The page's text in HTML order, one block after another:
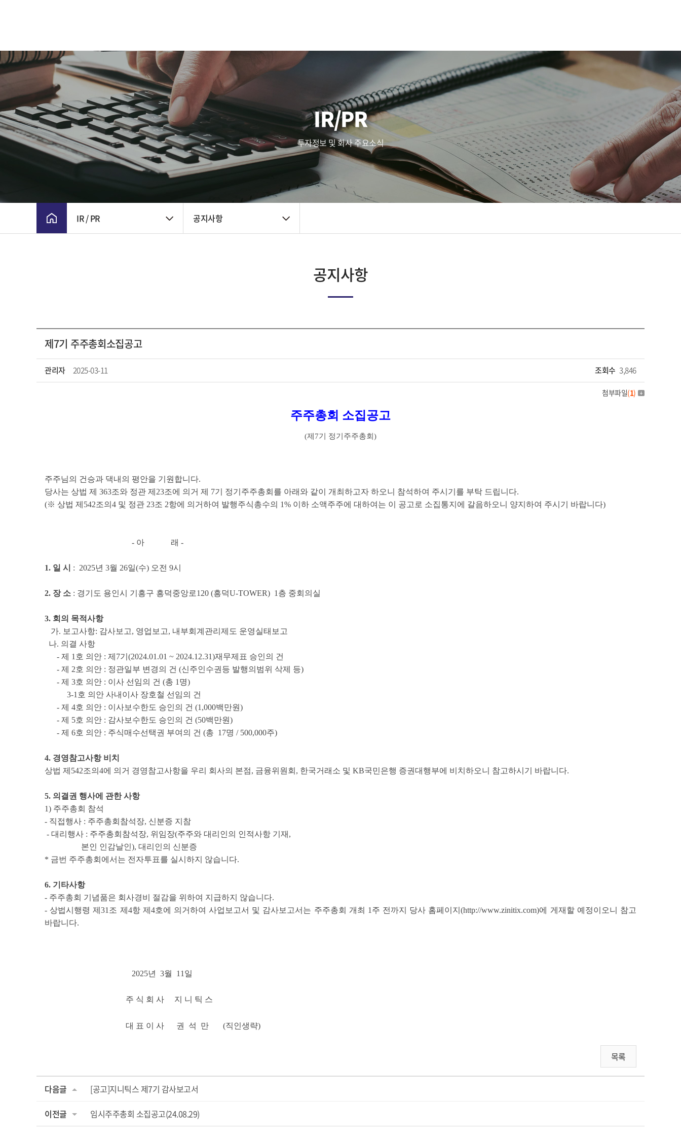
비전 및 핵심가치
CI
윤리경영
회사위치
Haptic/Power
Audio Amp
품질방침
인증자료
주요뉴스
사내소식
채용공고
채용FAQ
IR/PR
투자정보 및 회사 주요소식
IR / PR 공지사항
공지사항
제7기 주주총회소집공고
관리자 2025-03-11 조회수 3,846
첨부파일(1)
주주총회 소집공고
(제7기 정기주주총회)
주주님의 건승과 댁내의 평안을 기원합니다.
당사는 상법 제 363조와 정관 제23조에 의거 제 7기 정기주주총회를 아래와 같이 개최하고자 하오니 참석하여 주시기를 부탁 드립니다.
(※ 상법 제542조의4 및 정관 23조 2항에 의거하여 발행주식총수의 1% 이하 소액주주에 대하여는 이 공고로 소집통지에 갈음하오니 양지하여 주시기 바랍니다)
- 아 래 -
1. 일 시 : 2025년 3월 26일(수) 오전 9시
2. 장 소 : 경기도 용인시 기흥구 흥덕중앙로120 (흥덕U-TOWER) 1층 중회의실
3. 회의 목적사항
가. 보고사항: 감사보고, 영업보고, 내부회계관리제도 운영실태보고
나. 의결 사항
- 제 1호 의안 : 제7기(2024.01.01 ~ 2024.12.31)재무제표 승인의 건
- 제 2호 의안 : 정관일부 변경의 건 (신주인수권등 발행의범위 삭제 등)
- 제 3호 의안 : 이사 선임의 건 (총 1명)
3-1호 의안 사내이사 장호철 선임의 건
- 제 4호 의안 : 이사보수한도 승인의 건 (1,000백만원)
- 제 5호 의안 : 감사보수한도 승인의 건 (50백만원)
- 제 6호 의안 : 주식매수선택권 부여의 건 (총 17명 / 500,000주)
4. 경영참고사항 비치
상법 제542조의4에 의거 경영참고사항을 우리 회사의 본점, 금융위원회, 한국거래소 및 KB국민은행 증권대행부에 비치하오니 참고하시기 바랍니다.
5. 의결권 행사에 관한 사항
1) 주주총회 참석
- 직접행사 : 주주총회참석장, 신분증 지참
- 대리행사 : 주주총회참석장, 위임장(주주와 대리인의 인적사항 기재,
본인 인감날인), 대리인의 신분증
* 금번 주주총회에서는 전자투표를 실시하지 않습니다.
6. 기타사항
- 주주총회 기념품은 회사경비 절감을 위하여 지급하지 않습니다.
- 상법시행령 제31조 제4항 제4호에 의거하여 사업보고서 및 감사보고서는 주주총회 개최 1주 전까지 당사 홈페이지(http://www.zinitix.com)에 게재할 예정이오니 참고
바랍니다.
2025년 3월 11일
주 식 회 사 지 니 틱 스
대 표 이 사 권 석 만 (직인생략)
목록
다음글 [공고]지니틱스 제7기 감사보고서
이전글 임시주주총회 소집공고(24.08.29)